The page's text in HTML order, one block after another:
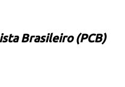
Brasileiro (PCB)